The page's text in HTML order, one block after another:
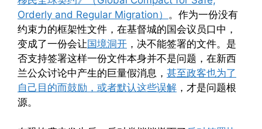
Orderly and Regular Migration） 。作为一份没有
约束力的框架性文件，在基督城的国会议员口中，
变成了一份会让国境洞开 ，决不能签署的文件。是
否支持签署这样一份文件本身并不是问题，在新西
兰公众讨论中产生的巨量假消息， 甚至政客也为了
自己目的而鼓励，或者默认这些误解 ，才是问题根
源。